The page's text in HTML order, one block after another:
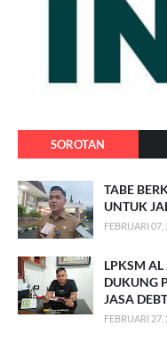
SOROTAN
TABE
UNTUK
FEBRUARI 07,
LPKSM AL
DUKUNG
JASA
FEBRUARI 27,